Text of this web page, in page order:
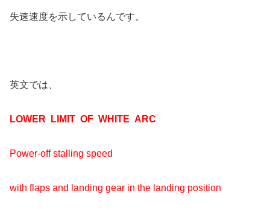
失速速度を示しているんです。
英文では、
LOWER LIMIT OF WHITE ARC
Power-off stalling speed
with flaps and landing gear in the landing position